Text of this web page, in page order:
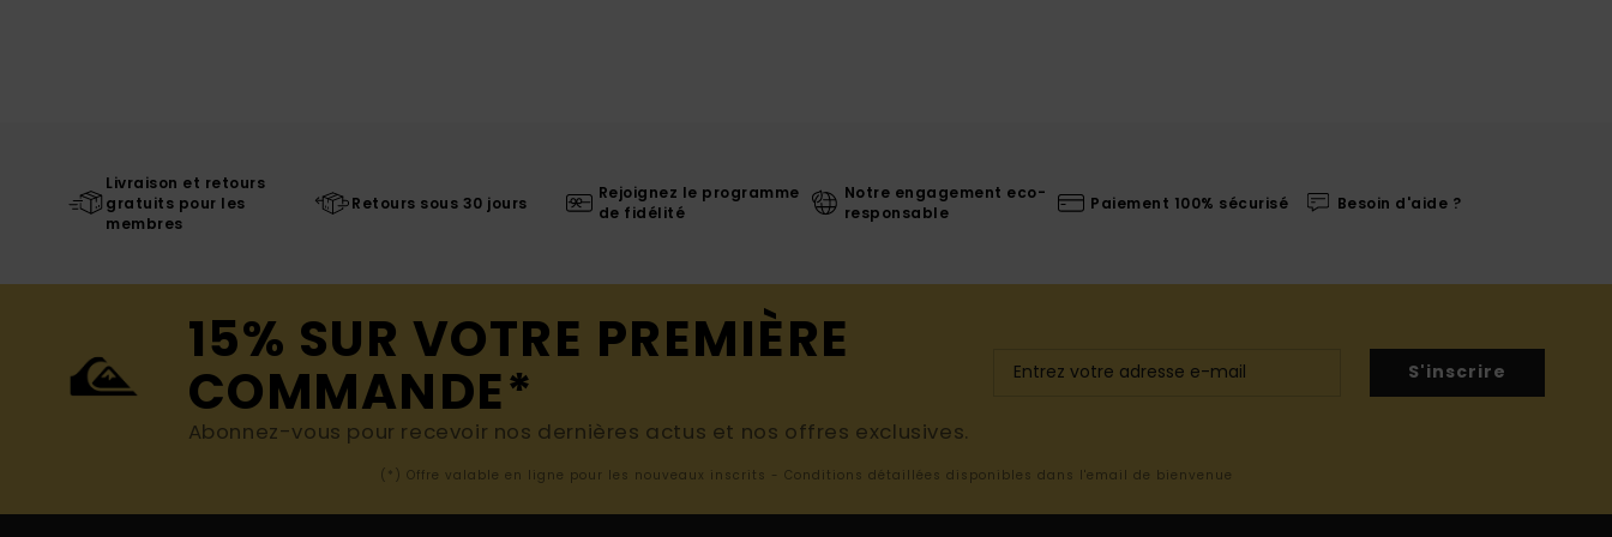
Livraison et retours
gratuits pour les
membres
Retours sous 30 jours
Rejoignez le programme
de fidélité
Notre engagement eco-
responsable
Paiement 100% sécurisé Besoin d'aide ?
15% SUR VOTRE PREMIÈRE
COMMANDE*
Abonnez-vous pour recevoir nos dernières actus et nos offres exclusives.
S'inscrire
(*) Offre valable en ligne pour les nouveaux inscrits - Conditions détaillées disponibles dans l'email de bienvenue